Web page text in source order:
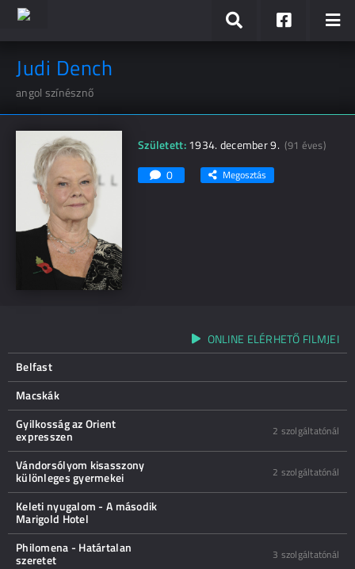
Judi Dench
angol színésznő
Született:1934. december 9.(91 éves)
0 Megosztás
ONLINE ELÉRHETŐ FILMJEI
Belfast
Macskák
Gyilkosság az Orient
expresszen 2 szolgáltatónál
Vándorsólyom kisasszony
különleges gyermekei 2 szolgáltatónál
Keleti nyugalom - A második
Marigold Hotel
Philomena - Határtalan
szeretet 3 szolgáltatónál